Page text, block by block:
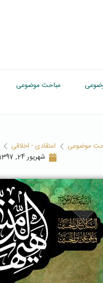
مباحث موضوعی
موضوعی اعتقادی - اخلاقی
شهریور 24, 1397